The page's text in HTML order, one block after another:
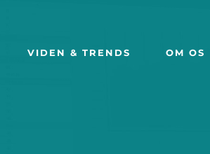
VIDEN & TRENDS OM OS